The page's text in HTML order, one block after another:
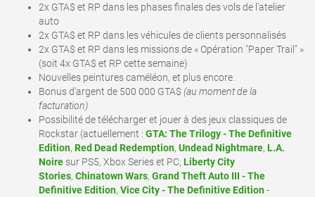
2x GTA$ et RP dans les phases finales des vols de l'atelier
auto
2x GTA$ et RP dans les véhicules de clients personnalisés
2x GTA$ et RP dans les missions de « Opération "Paper Trail" »
(soit 4x GTA$ et RP cette semaine)
Nouvelles peintures caméléon, et plus encore.
Bonus d'argent de 500 000 GTA$ (au moment de la
facturation)
Possibilité de télécharger et jouer à des jeux classiques de
Rockstar (actuellement : GTA: The Trilogy - The Definitive
Edition, Red Dead Redemption, Undead Nightmare, L.A.
Noire sur PS5, Xbox Series et PC, Liberty City
Stories, Chinatown Wars, Grand Theft Auto III - The
Definitive Edition, Vice City - The Definitive Edition-